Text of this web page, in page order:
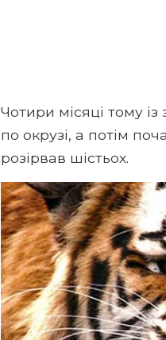
Чотири місяці тому із
по окрузі, а потім
розірвав шістьох.